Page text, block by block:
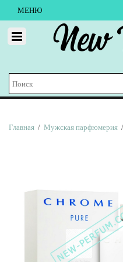
МЕНЮ
New
Главная / Мужская парфюмерия